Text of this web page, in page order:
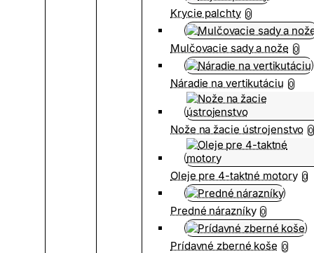
Krycie palchty 0
Mulčovacie sady a nože 0
Náradie na vertikutáciu 0
Nože na žacie ústrojenstvo 0
Oleje pre 4-taktné motory 0
Predné nárazníky 0
Prídavné zberné koše 0